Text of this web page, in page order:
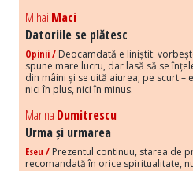
Mihai Maci
Datoriile se plătesc
Opinii / Deocamdată e liniștit:
spune mare lucru, dar lasă să se
din mâini și se uită aiurea; pe scurt –
nici în plus, nici în minus.
Marina Dumitrescu
Urma și urmarea
Eseu / Prezentul continuu, starea de
recomandată în orice spiritualitate,